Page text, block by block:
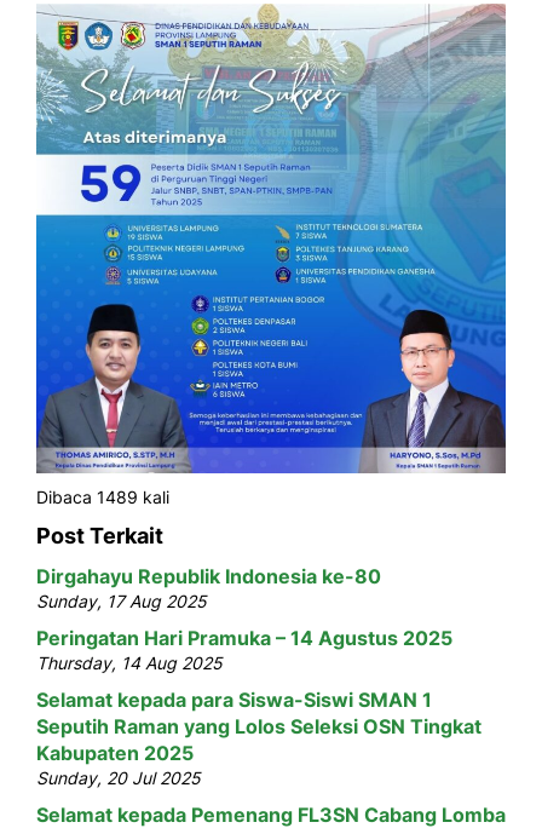
Dibaca 1489 kali
Post Terkait
Dirgahayu Republik Indonesia ke-80
Sunday, 17 Aug 2025
Peringatan Hari Pramuka – 14 Agustus 2025
Thursday, 14 Aug 2025
Selamat kepada para Siswa-Siswi SMAN 1
Seputih Raman yang Lolos Seleksi OSN Tingkat
Kabupaten 2025
Sunday, 20 Jul 2025
Selamat kepada Pemenang FL3SN Cabang Lomba